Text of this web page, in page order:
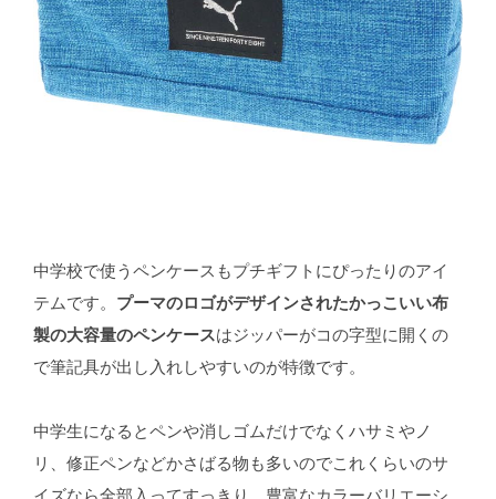
中学校で使うペンケースもプチギフトにぴったりのアイ
テムです。 プーマのロゴがデザインされたかっこいい布
製の大容量のペンケースはジッパーがコの字型に開くの
で筆記具が出し入れしやすいのが特徴です。
中学生になるとペンや消しゴムだけでなくハサミやノ
リ、修正ペンなどかさばる物も多いのでこれくらいのサ